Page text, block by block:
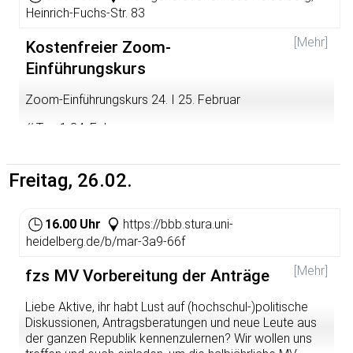
Workshops sowie Kundgebungen durch.
Am 19. Februar sind drei Kundgebungen geplant:
15-16 Uhr: Anatomiegarten/Hauptstraße, Heidelberg 15-
Bismarckplatz Heidelberg
Heinrich-Fuchs-Str. 83
[Mehr]
Kostenfreier Zoom-
Einführungskurs
Zoom-Einführungskurs 24. I 25. Februar
// Tag 1 24. Februar
Heinrich-Fuchs-Str. 83 Programm: Gemeinsame
Installation und Einführung ins Programm
// Tag 2 25. Februar
Zeit: 9-12 h Ort: Digital von zu Hause aus (auf Zoom)
Programm
// Anmeldung Die Teilnahme ist kostenfrei und mit
Laptop oder Smartphone möglich.biwaq@habito-
heidelberg.de
Freitag, 26.02.
16.00 Uhr
https://bbb.stura.uni-
heidelberg.de/b/mar-3a9-66f
[Mehr]
fzs MV Vorbereitung der Anträge
Liebe Aktive, ihr habt Lust auf (hochschul-)politische
Diskussionen, Antragsberatungen und neue Leute aus
der ganzen Republik kennenzulernen? Wir wollen uns